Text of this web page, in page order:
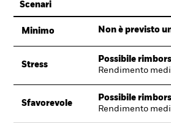
Scenari
Minimo Non è previsto
Stress
Possibile
Rendimento
Sfavorevole
Possibile
Rendimento